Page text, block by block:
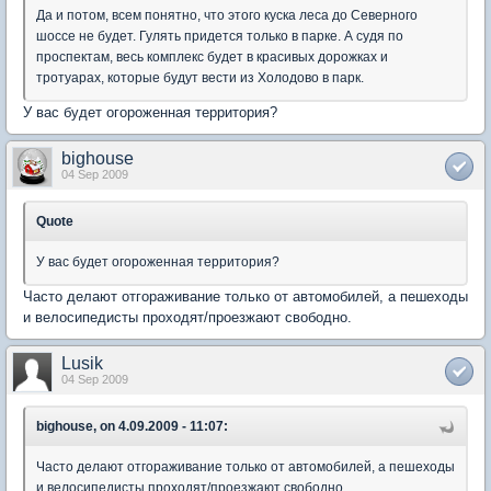
Да и потом, всем понятно, что этого куска леса до Северного
шоссе не будет. Гулять придется только в парке. А судя по
проспектам, весь комплекс будет в красивых дорожках и
тротуарах, которые будут вести из Холодово в парк.
У вас будет огороженная территория?
bighouse
04 Sep 2009
Quote
У вас будет огороженная территория?
Часто делают отгораживание только от автомобилей, а пешеходы
и велосипедисты проходят/проезжают свободно.
Lusik
04 Sep 2009
bighouse, on 4.09.2009 - 11:07:
Часто делают отгораживание только от автомобилей, а пешеходы
и велосипедисты проходят/проезжают свободно.